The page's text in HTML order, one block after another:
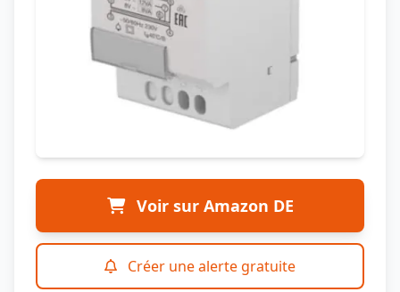
Voir sur Amazon DE
Créer une alerte gratuite